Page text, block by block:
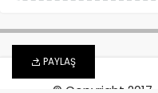
PAYLAŞ